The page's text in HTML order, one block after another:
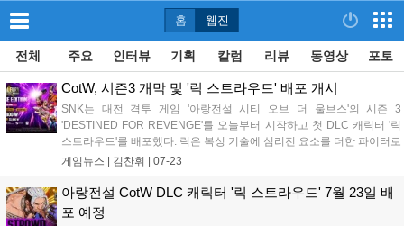
홈 웹진
전체 주요 인터뷰 기획 칼럼 리뷰 동영상 포토
CotW, 시즌3 개막 및 '릭 스트라우드' 배포 개시
SNK는 대전 격투 게임 '아랑전설 시티 오브 더 울브스'의 시즌 3
'DESTINED FOR REVENGE'를 오늘부터 시작하고 첫 DLC 캐릭터 '릭
스트라우드'를 배포했다. 릭은 복싱 기술에 심리전 요소를 더한 파이터로
RPG 및 아케이드 모드가 추가된다. 또한 본편과 전 시즌 패스를 포함한
으로 업데이트될 예정이다....
게임뉴스 | 김찬휘 07-23
아랑전설 CotW DLC 캐릭터 '릭 스트라우드' 7월 23일 배
포 예정